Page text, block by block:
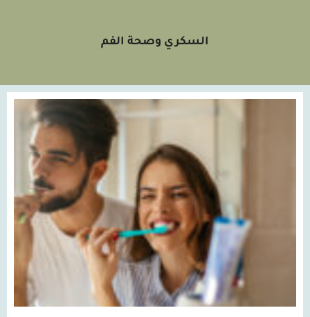
السكري وصحة الفم